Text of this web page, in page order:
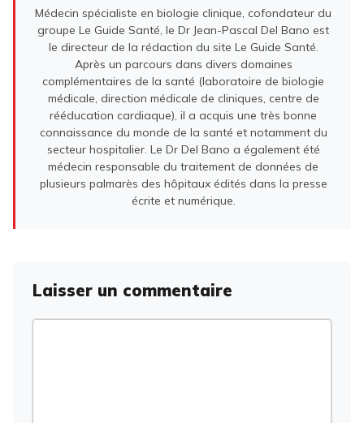
Médecin spécialiste en biologie clinique, cofondateur du
groupe Le Guide Santé, le Dr Jean-Pascal Del Bano est
le directeur de la rédaction du site Le Guide Santé.
Après un parcours dans divers domaines
complémentaires de la santé (laboratoire de biologie
médicale, direction médicale de cliniques, centre de
rééducation cardiaque), il a acquis une très bonne
connaissance du monde de la santé et notamment du
secteur hospitalier. Le Dr Del Bano a également été
médecin responsable du traitement de données de
plusieurs palmarès des hôpitaux édités dans la presse
écrite et numérique.
Laisser un commentaire